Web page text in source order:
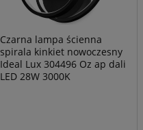
Czarna lampa ścienna
spirala kinkiet nowoczesny
Ideal Lux 304496 Oz ap dali
LED 28W 3000K